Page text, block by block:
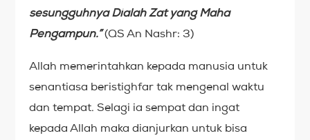
sesungguhnya Dialah Zat yang Maha
Pengampun.”(QS An Nashr: 3)
Allah memerintahkan kepada manusia untuk
senantiasa beristighfar tak mengenal waktu
dan tempat. Selagi ia sempat dan ingat
kepada Allah maka dianjurkan untuk bisa